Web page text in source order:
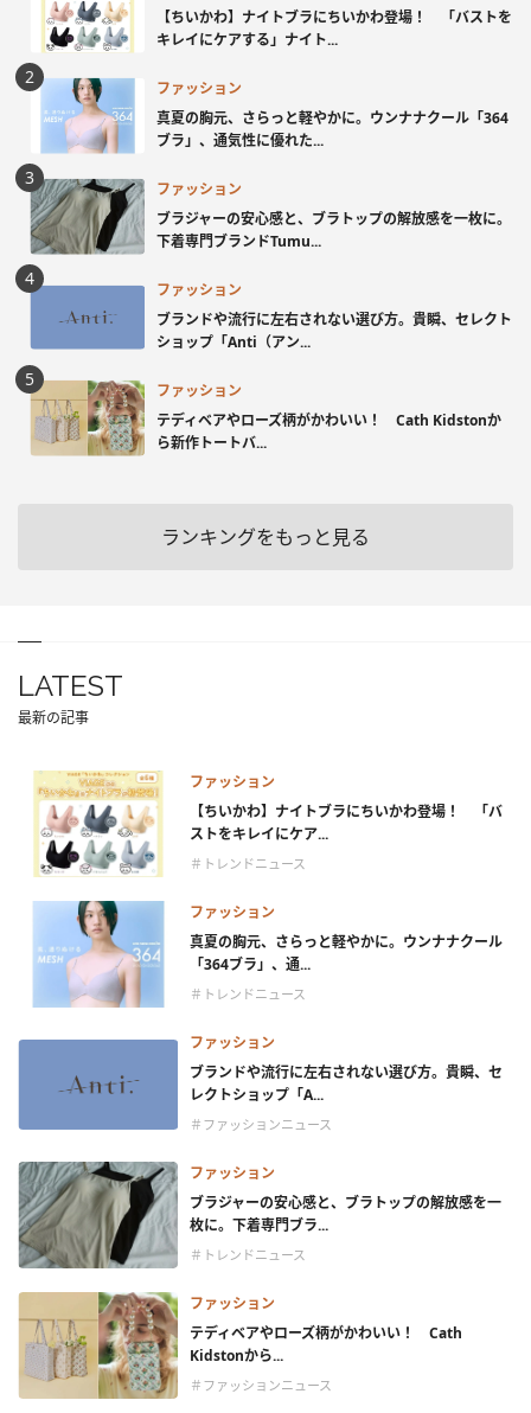
【ちいかわ】ナイトブラにちいかわ登場！ 「バストを
キレイにケアする」ナイト...
ファッション
真夏の胸元、さらっと軽やかに。ウンナナクール「364
ブラ」、通気性に優れた...
ファッション
ブラジャーの安心感と、ブラトップの解放感を一枚に。
下着専門ブランドTumu...
ファッション
ブランドや流行に左右されない選び方。貴瞬、セレクト
ショップ「Anti（アン...
ファッション
テディベアやローズ柄がかわいい！ Cath Kidstonか
ら新作トートバ...
ランキングをもっと見る
LATEST
最新の記事
ファッション
【ちいかわ】ナイトブラにちいかわ登場！ 「バ
ストをキレイにケア...
＃トレンドニュース
ファッション
真夏の胸元、さらっと軽やかに。ウンナナクール
「364ブラ」、通...
＃トレンドニュース
ファッション
ブランドや流行に左右されない選び方。貴瞬、セ
レクトショップ「A...
＃ファッションニュース
ファッション
ブラジャーの安心感と、ブラトップの解放感を一
枚に。下着専門ブラ...
＃トレンドニュース
ファッション
テディベアやローズ柄がかわいい！ Cath
Kidstonから...
＃ファッションニュース